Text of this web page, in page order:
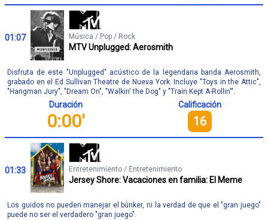
01:07 Música / Pop / Rock
MTV Unplugged: Aerosmith
Disfruta de este "Unplugged" acústico de la legendaria banda Aerosmith,
grabado en el Ed Sullivan Theatre de Nueva York. Incluye "Toys in the Attic",
"Hangman Jury", "Dream On", "Walkin' the Dog" y "Train Kept A-Rollin'".
Duración
0:00'
Calificación
16
01:33 Entretenimiento / Entretenimiento
Jersey Shore: Vacaciones en familia: El Meme
Los guidos no pueden manejar el búnker, ni la verdad de que el "gran juego"
puede no ser el verdadero "gran juego".